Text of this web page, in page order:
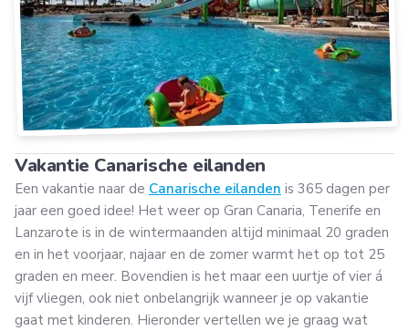
Vakantie Canarische eilanden
Een vakantie naar de Canarische eilanden is 365 dagen per
jaar een goed idee! Het weer op Gran Canaria, Tenerife en
Lanzarote is in de wintermaanden altijd minimaal 20 graden
en in het voorjaar, najaar en de zomer warmt het op tot 25
graden en meer. Bovendien is het maar een uurtje of vier á
vijf vliegen, ook niet onbelangrijk wanneer je op vakantie
gaat met kinderen. Hieronder vertellen we je graag wat